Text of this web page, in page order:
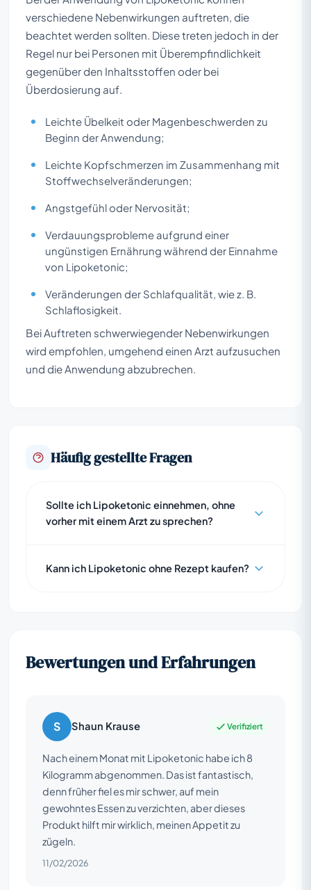
verschiedene Nebenwirkungen auftreten, die
beachtet werden sollten. Diese treten jedoch in der
Regel nur bei Personen mit Überempfindlichkeit
gegenüber den Inhaltsstoffen oder bei
Überdosierung auf.
Leichte Übelkeit oder Magenbeschwerden zu
Beginn der Anwendung;
Leichte Kopfschmerzen im Zusammenhang mit
Stoffwechselveränderungen;
Angstgefühl oder Nervosität;
Verdauungsprobleme aufgrund einer
ungünstigen Ernährung während der Einnahme
von Lipoketonic;
Veränderungen der Schlafqualität, wie z. B.
Schlaflosigkeit.
Bei Auftreten schwerwiegender Nebenwirkungen
wird empfohlen, umgehend einen Arzt aufzusuchen
und die Anwendung abzubrechen.
Häufig gestellte Fragen
Sollte ich Lipoketonic einnehmen, ohne
vorher mit einem Arzt zu sprechen?
Kann ich Lipoketonic ohne Rezept kaufen?
Bewertungen und Erfahrungen
S Shaun Krause Verifiziert
Nach einem Monat mit Lipoketonic habe ich 8
Kilogramm abgenommen. Das ist fantastisch,
denn früher fiel es mir schwer, auf mein
gewohntes Essen zu verzichten, aber dieses
Produkt hilft mir wirklich, meinen Appetit zu
zügeln.
11/02/2026